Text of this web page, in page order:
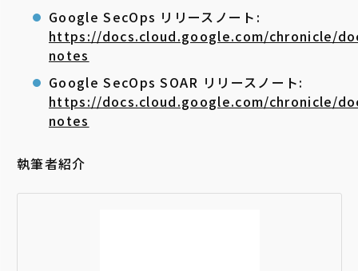
Google SecOps リリースノート:
https://docs.cloud.google.com/chronicle/
notes
Google SecOps SOAR リリースノート:
https://docs.cloud.google.com/chronicle/
notes
執筆者紹介